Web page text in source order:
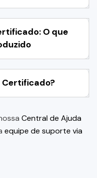
O que
Certificado?
Central de Ajuda
equipe de suporte via